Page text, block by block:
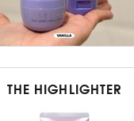
THE HIGHLIGHTER